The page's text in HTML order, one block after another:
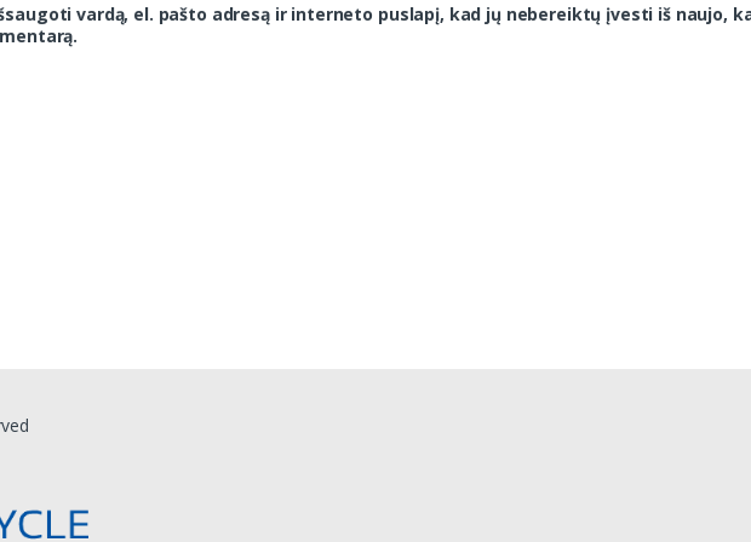
vardą, el. pašto adresą ir interneto puslapį, kad jų nebereiktų įvesti iš naujo,